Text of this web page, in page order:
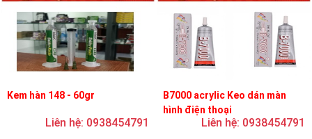
Kem hàn 148 - 60gr
Liên hệ: 0938454791
B7000 acrylic Keo dán màn
hình điện thoại
Liên hệ: 0938454791